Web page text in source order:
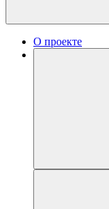
О проекте